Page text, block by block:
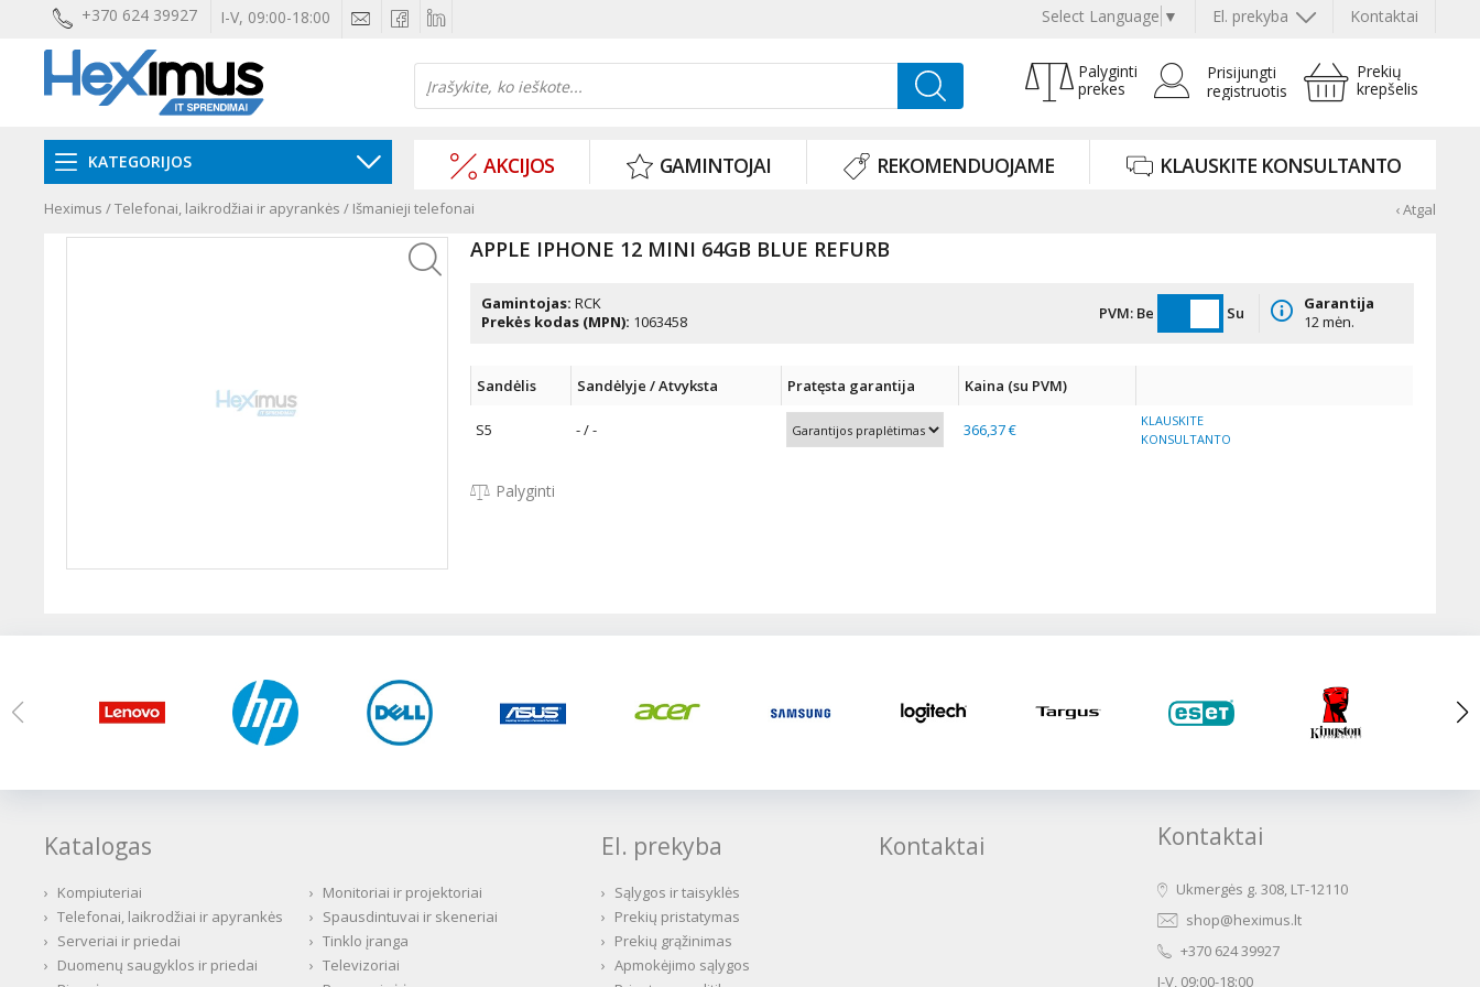
+370 624 39927 I-V, 09:00-18:00 Kontaktai
El. prekyba
Select Language ▼
Prekių
krepšelis
Prisijungti
registruotis
Palyginti
prekes
KATEGORIJOS AKCIJOS GAMINTOJAI REKOMENDUOJAME KLAUSKITE KONSULTANTO
Heximus /Telefonai, laikrodžiai ir apyrankės / Išmanieji telefonai ‹ Atgal
APPLE IPHONE 12 MINI 64GB BLUE REFURB
Gamintojas: RCK
Prekės kodas (MPN): 1063458 PVM: Be Su
Garantija
12 mėn.
Sandėlis Sandėlyje / Atvyksta Pratęsta garantija Kaina (su PVM)
S5 - / - 366,37 €
KLAUSKITE
KONSULTANTO
Palyginti
Katalogas
› Kompiuteriai › Monitoriai ir projektoriai
› Telefonai, laikrodžiai ir apyrankės › Spausdintuvai ir skeneriai
› Serveriai ir priedai › Tinklo įranga
› Duomenų saugyklos ir priedai › Televizoriai
El. prekyba
› Sąlygos ir taisyklės
› Prekių pristatymas
› Prekių grąžinimas
› Apmokėjimo sąlygos
Kontaktai Kontaktai
Ukmergės g. 308, LT-12110
shop@heximus.lt
+370 624 39927
I-V, 09:00-18:00